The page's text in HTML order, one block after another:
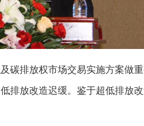
碳排放权市场交易实施方案做
排放改造迟缓。鉴于超低排放